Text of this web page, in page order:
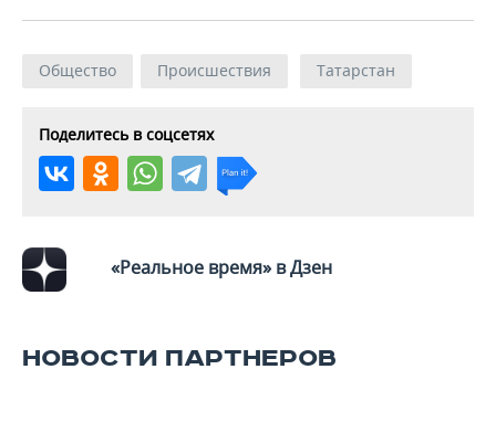
Общество Происшествия Татарстан
Поделитесь в соцсетях
«Реальное время» в Дзен
НОВОСТИ ПАРТНЕРОВ